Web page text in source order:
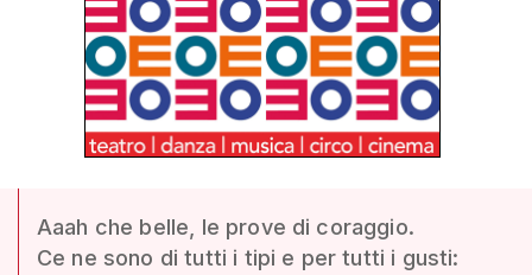
Aaah che belle, le prove di coraggio.
Ce ne sono di tutti i tipi e per tutti i gusti: